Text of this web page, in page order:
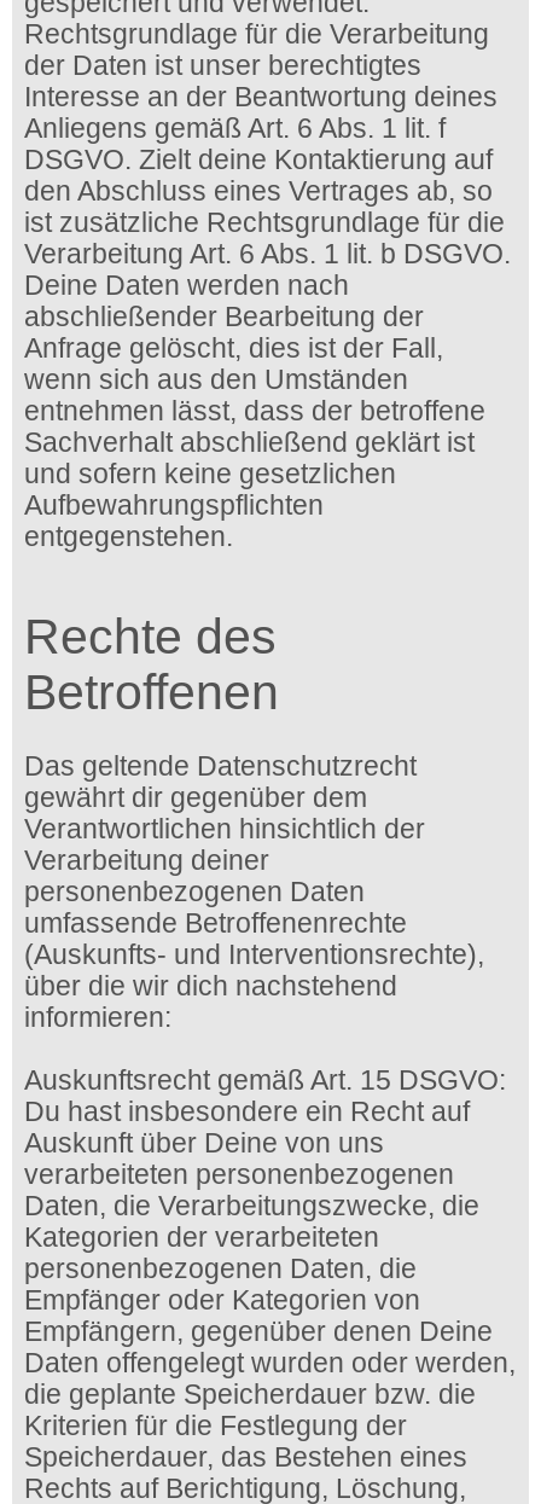
Rechtsgrundlage für die Verarbeitung
der Daten ist unser berechtigtes
Interesse an der Beantwortung deines
Anliegens gemäß Art. 6 Abs. 1 lit. f
DSGVO. Zielt deine Kontaktierung auf
den Abschluss eines Vertrages ab, so
ist zusätzliche Rechtsgrundlage für die
Verarbeitung Art. 6 Abs. 1 lit. b DSGVO.
Deine Daten werden nach
abschließender Bearbeitung der
Anfrage gelöscht, dies ist der Fall,
wenn sich aus den Umständen
entnehmen lässt, dass der betroffene
Sachverhalt abschließend geklärt ist
und sofern keine gesetzlichen
Aufbewahrungspflichten
entgegenstehen.
Rechte des
Betroffenen
Das geltende Datenschutzrecht
gewährt dir gegenüber dem
Verantwortlichen hinsichtlich der
Verarbeitung deiner
personenbezogenen Daten
umfassende Betroffenenrechte
(Auskunfts- und Interventionsrechte),
über die wir dich nachstehend
informieren:
Auskunftsrecht gemäß Art. 15 DSGVO:
Du hast insbesondere ein Recht auf
Auskunft über Deine von uns
verarbeiteten personenbezogenen
Daten, die Verarbeitungszwecke, die
Kategorien der verarbeiteten
personenbezogenen Daten, die
Empfänger oder Kategorien von
Empfängern, gegenüber denen Deine
Daten offengelegt wurden oder werden,
die geplante Speicherdauer bzw. die
Kriterien für die Festlegung der
Speicherdauer, das Bestehen eines
Rechts auf Berichtigung, Löschung,